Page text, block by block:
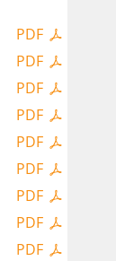
PDF
PDF
PDF
PDF
PDF
PDF
PDF
PDF
PDF